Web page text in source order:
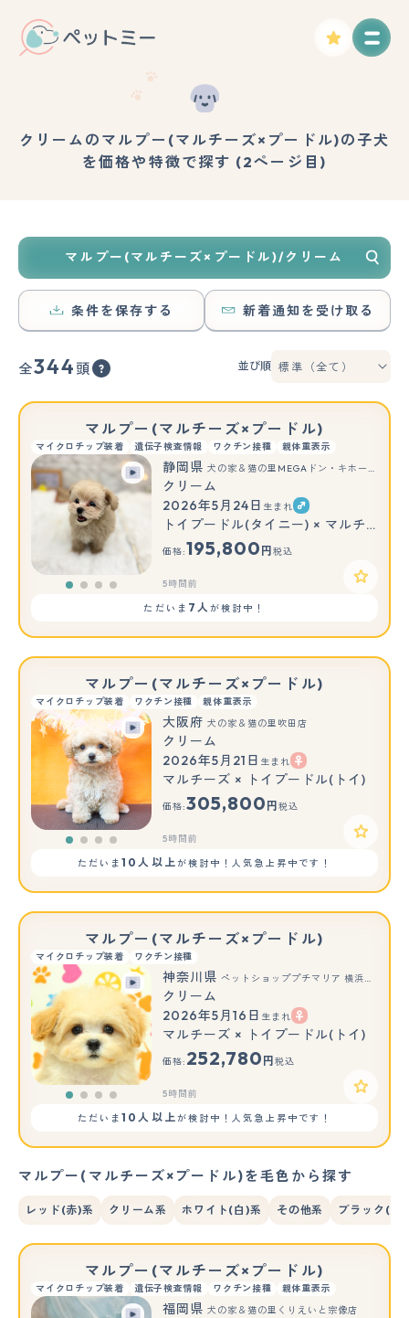
クリームのマルプー(マルチーズ×プードル)の子犬
を価格や特徴で探す (2ページ目)
マルプー(マルチーズ×プードル)/クリーム
条件を保存する 新着通知を受け取る
全344 頭 並び順
マルプー(マルチーズ×プードル)
マイクロチップ装着 遺伝子検査情報 ワクチン接種 親体重表示
静岡県 犬の家＆猫の里MEGAドン・キホーテ袋井店
クリーム
2026年5月24日 生まれ
トイプードル(タイニー) × マルチーズ
価格:195,800 円 税込
5時間前
ただいま 7人が検討中！
マルプー(マルチーズ×プードル)
マイクロチップ装着 ワクチン接種 親体重表示
大阪府 犬の家＆猫の里吹田店
クリーム
2026年5月21日 生まれ
マルチーズ × トイプードル(トイ)
価格:305,800 円 税込
5時間前
ただいま10人以上が検討中！人気急上昇中です！
マルプー(マルチーズ×プードル)
マイクロチップ装着 ワクチン接種
神奈川県 ペットショッププチマリア 横浜永田台店
クリーム
2026年5月16日 生まれ
マルチーズ × トイプードル(トイ)
価格: 252,780 円 税込
5時間前
ただいま10人以上が検討中！人気急上昇中です！
マルプー(マルチーズ×プードル)を毛色から探す
レッド(赤)系 クリーム系 ホワイト(白)系 その他系 ブラック(黒)
マルプー(マルチーズ×プードル)
マイクロチップ装着 遺伝子検査情報 ワクチン接種 親体重表示
福岡県 犬の家＆猫の里くりえいと宗像店